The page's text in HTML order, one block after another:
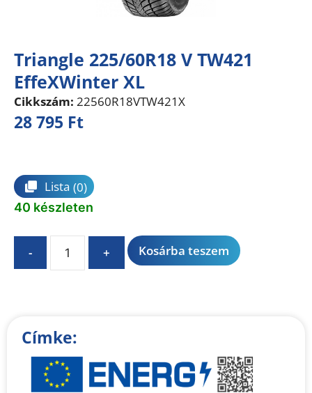
Triangle 225/60R18 V TW421
EffeXWinter XL
Cikkszám: 22560R18VTW421X
28 795 Ft
Lista (0)
40 készleten
- + Kosárba teszem
t
i
Címke: